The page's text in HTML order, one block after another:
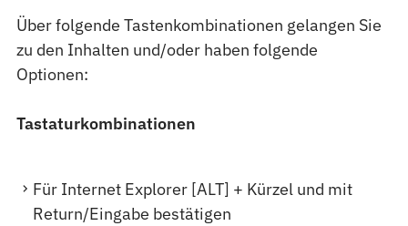
Über folgende Tastenkombinationen gelangen Sie
zu den Inhalten und/oder haben folgende
Optionen:
Tastaturkombinationen
Für Internet Explorer [ALT] + Kürzel und mit
Return/Eingabe bestätigen